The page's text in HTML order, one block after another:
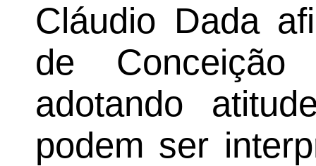
Cláudio Dada
de
adotando
podem ser